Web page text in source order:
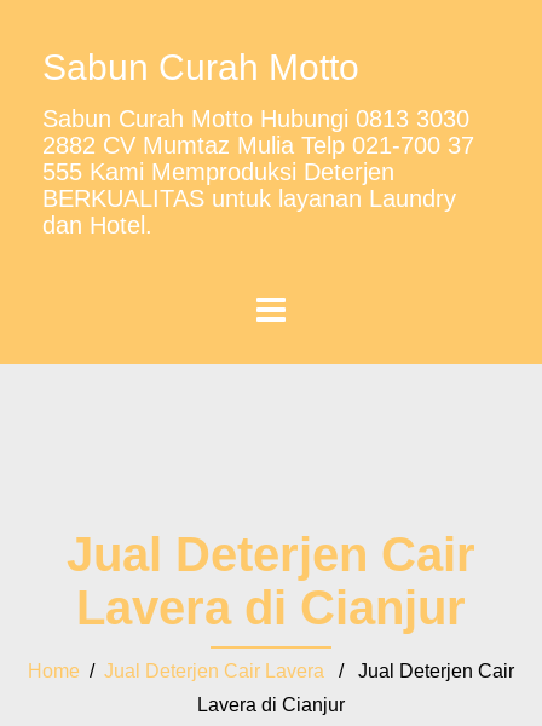
Sabun Curah Motto
Sabun Curah Motto Hubungi 0813 3030
2882 CV Mumtaz Mulia Telp 021-700 37
555 Kami Memproduksi Deterjen
BERKUALITAS untuk layanan Laundry
dan Hotel.
Jual Deterjen Cair
Lavera di Cianjur
Home / Jual Deterjen Cair Lavera / Jual Deterjen Cair
Lavera di Cianjur